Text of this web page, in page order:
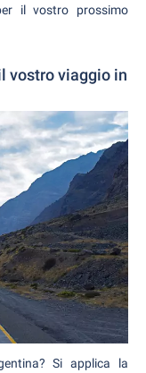
il vostro prossimo
vostro viaggio in
Si applica la